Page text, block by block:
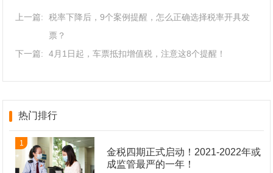
上一篇:
税率下降后，9个案例提醒，怎么正确选择税率开具发
票？
下一篇:
4月1日起，车票抵扣增值税，注意这8个提醒！
热门排行
1
金税四期正式启动！2021-2022年或
成监管最严的一年！